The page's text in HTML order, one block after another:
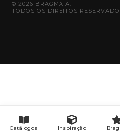
© 2026 BRAGMAIA.
TODOS OS DIREITOS
Catálogos Inspiração